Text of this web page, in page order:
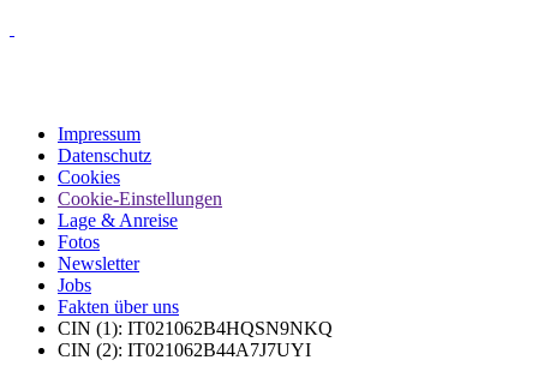
Impressum
Datenschutz
Cookies
Cookie-Einstellungen
Lage & Anreise
Fotos
Newsletter
Jobs
Fakten über uns
CIN (1): IT021062B4HQSN9NKQ
CIN (2): IT021062B44A7J7UYI